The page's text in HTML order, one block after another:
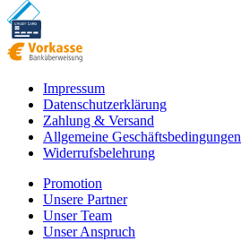
Impressum
Datenschutzerklärung
Zahlung & Versand
Allgemeine Geschäftsbedingungen
Widerrufsbelehrung
Promotion
Unsere Partner
Unser Team
Unser Anspruch